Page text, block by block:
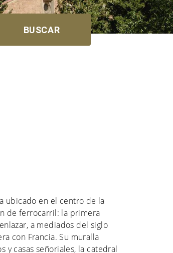
BUSCAR
ubicado en el centro de la
de ferrocarril: la primera
a mediados del siglo
con Francia. Su muralla
y casas señoriales, la catedral